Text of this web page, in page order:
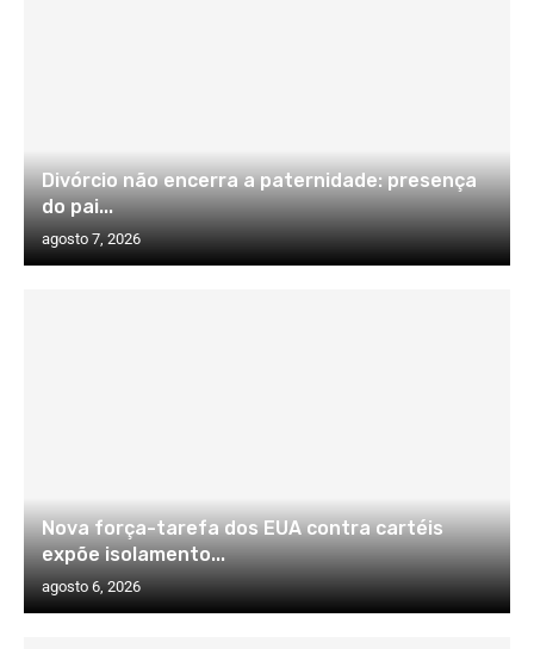
Divórcio não encerra a paternidade: presença
do pai...
agosto 7, 2026
Nova força-tarefa dos EUA contra cartéis
expõe isolamento...
agosto 6, 2026